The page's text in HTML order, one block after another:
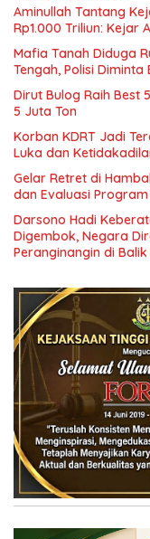
Aminullah Tantang
Rp1.000 Triliun: Kejar
Mafia Tanah Diduga
Tengah, Polisi
Dirut Bulog Raih Best
5 Juta Ton
Korban KDRT Jadi
Luka dan
Gelar Retret di
dan Evaluasi
Darsono Hadi
Digembok, Negara
Peranginangin di